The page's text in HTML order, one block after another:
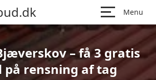
Menu
– få 3 gratis
rensning af tag